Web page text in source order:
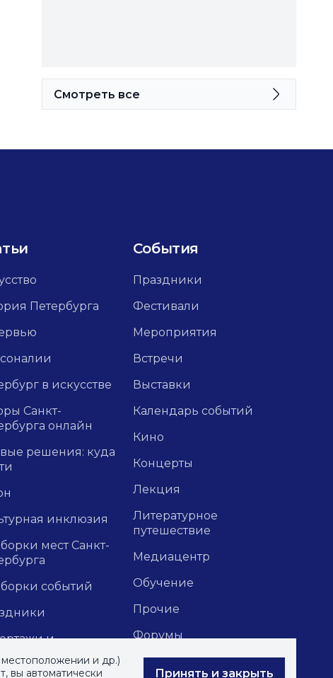
Смотреть все
Петербурга
в искусстве
Санкт-
онлайн
решения: куда
инклюзия
мест Санкт-
событий
и
События
Праздники
Фестивали
Мероприятия
Встречи
Выставки
Календарь событий
Кино
Концерты
Лекция
Литературное
путешествие
Медиацентр
Обучение
Прочие
Форумы
Экскурсии
и др.)
вы автоматически
Принять и закрыть